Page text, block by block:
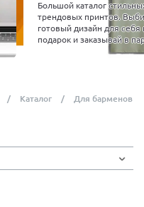
Большой каталог
трендовых принтов.
готовый дизайн для себя
подарок и заказывай в
Каталог Для барменов